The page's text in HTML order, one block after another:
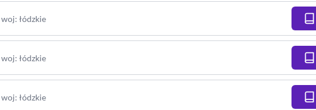
woj: łódzkie
woj: łódzkie
woj: łódzkie